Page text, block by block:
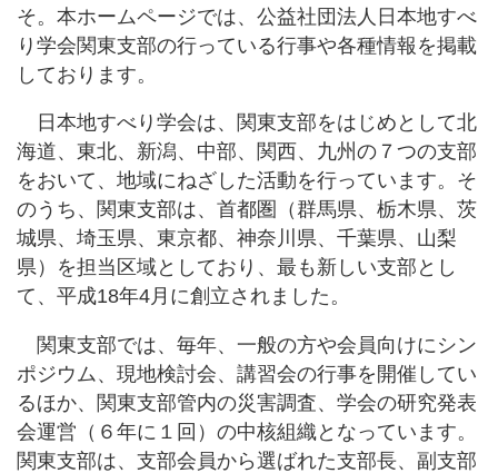
そ。本ホームページでは、公益社団法人日本地すべ
り学会関東支部の行っている行事や各種情報を掲載
しております。
日本地すべり学会は、関東支部をはじめとして北
海道、東北、新潟、中部、関西、九州の７つの支部
をおいて、地域にねざした活動を行っています。そ
のうち、関東支部は、首都圏（群馬県、栃木県、茨
城県、埼玉県、東京都、神奈川県、千葉県、山梨
県）を担当区域としており、最も新しい支部とし
て、平成18年4月に創立されました。
関東支部では、毎年、一般の方や会員向けにシン
ポジウム、現地検討会、講習会の行事を開催してい
るほか、関東支部管内の災害調査、学会の研究発表
会運営（６年に１回）の中核組織となっています。
関東支部は、支部会員から選ばれた支部長、副支部